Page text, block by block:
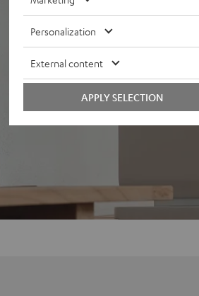
Personalization
External content
APPLY SELECTION